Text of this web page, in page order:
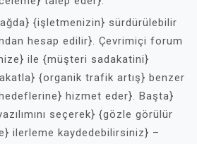
{işletmenizin} sürdürülebilir
hesap edilir}. Çevrimiçi forum
ile {müşteri sadakatini}
{organik trafik artış} benzer
hizmet eder}. Başta}
seçerek} {gözle görülür
ilerleme kaydedebilirsiniz} –